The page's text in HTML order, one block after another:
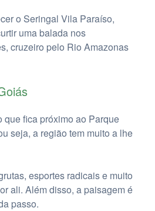
o Seringal Vila Paraíso,
uma balada nos
cruzeiro pelo Rio Amazonas
que fica próximo ao Parque
seja, a região tem muito a lhe
esportes radicais e muito
ali. Além disso, a paisagem é
passo.